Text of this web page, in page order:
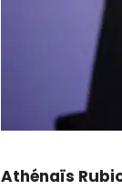
Athénaïs